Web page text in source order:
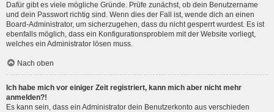
Dafür gibt es viele mögliche Gründe. Prüfe zunächst, ob dein Benutzername
und dein Passwort richtig sind. Wenn dies der Fall ist, wende dich an einen
Board-Administrator, um sicherzugehen, dass du nicht gesperrt wurdest. Es ist
ebenfalls möglich, dass ein Konfigurationsproblem mit der Website vorliegt,
welches ein Administrator lösen muss.
Nach oben
Ich habe mich vor einiger Zeit registriert, kann mich aber nicht mehr
anmelden?!
Es kann sein, dass ein Administrator dein Benutzerkonto aus verschieden